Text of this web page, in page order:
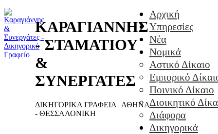
ΚΑΡΑΓΙΑΝΝΗΣ
- ΣΤΑΜΑΤΙΟΥ
&
ΣΥΝΕΡΓΑΤΕΣ
ΔΙΚΗΓΟΡΙΚΑ ΓΡΑΦΕΙΑ | ΑΘΗΝΑ
- ΘΕΣΣΑΛΟΝΙΚΗ
Αρχική
Υπηρεσίες
Νέα
Νομικά
Αστικό Δίκαιο
Εμπορικό
Ποινικό Δίκαιο
Διοικητικό
Διάφορα
Δικηγορικά